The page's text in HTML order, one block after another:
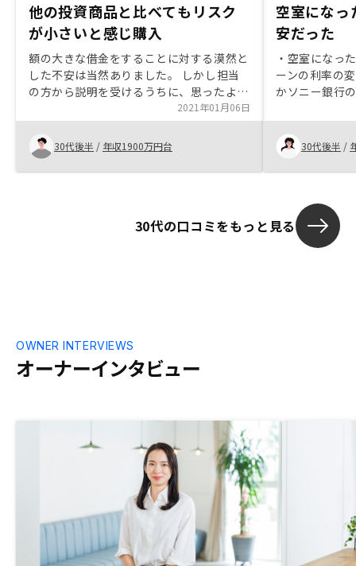
他の投資商品と比べてもリスク
が小さいと感じ購入
額の大きな借金をすることに対する漠然と
した不安は当然ありました。 しかし担当
の方から説明を受けるうちに、思ったより
もリスクが小さく、またそのリスクも比較
的コントロールできる範囲だと感じたので
購入に至りました。他の投資商品よりも短
期的な利益はありませんが、長期的に見れ
ば、生命保険や年金としてかなり有効な手
きるとより良いと思います。 また確定申
2021年01月06日
30代後半 / 年収1900万円台
空室になっ
安だった
・空室になっ
ーンの利率の
かソニー銀行
に伝えてくだ
立った。30代後半 /
30代の口コミをもっと見る
オーナーインタビュー
OWNER INTERVIEWS